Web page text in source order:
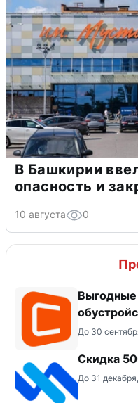
В Башкирии
опасность и
10 августа 0
До 30
Скидка
До 31